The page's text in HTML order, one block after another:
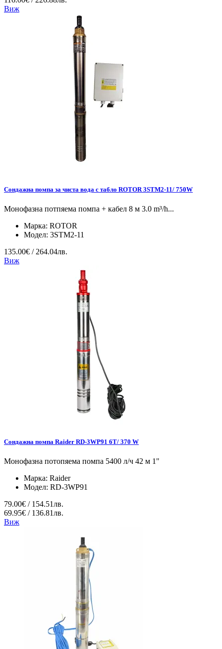
Виж
Сондажна помпа за чиста вода с табло ROTOR 3STM2-11/ 750W
Монофазна потпяема помпа + кабел 8 м 3.0 m³/h...
Марка: ROTOR
Модел: 3STM2-11
135.00€ / 264.04лв.
Виж
Сондажна помпа Raider RD-3WP91 6T/ 370 W
Монофазна потопяема помпа 5400 л/ч 42 м 1"
Марка: Raider
Модел: RD-3WP91
79.00€ / 154.51лв.
69.95€ / 136.81лв.
Виж